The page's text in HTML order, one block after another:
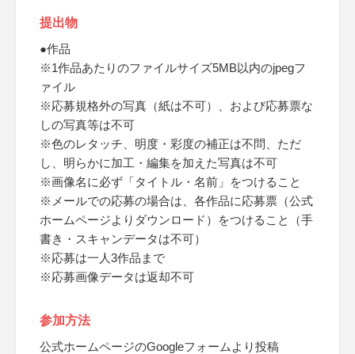
提出物
●作品
※1作品あたりのファイルサイズ5MB以内のjpegフ
ァイル
※応募規格外の写真（紙は不可）、および応募票な
しの写真等は不可
※色のレタッチ、明度・彩度の補正は不問、ただ
し、明らかに加工・編集を加えた写真は不可
※画像名に必ず「タイトル・名前」をつけること
※メールでの応募の場合は、各作品に応募票（公式
ホームページよりダウンロード）をつけること（手
書き・スキャンデータは不可）
※応募は一人3作品まで
※応募画像データは返却不可
参加方法
公式ホームページのGoogleフォームより投稿